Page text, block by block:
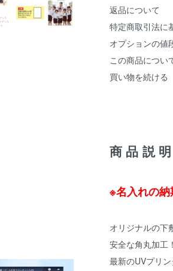
返品について
特定商取引法に
オプションの値
この商品につい
買い物を続ける
商品説明
※名入れの納
オリジナルの下
安全な角丸加工！
最新のUVプリ